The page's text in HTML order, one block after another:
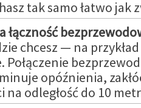
tak samo łatwo jak
łączność
chcesz — na
Połączenie
opóźnienia,
na odległość do 10